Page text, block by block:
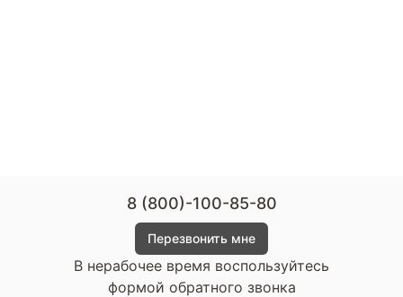
8 (800)-100-85-80
Перезвонить мне
В нерабочее время воспользуйтесь
формой обратного звонка